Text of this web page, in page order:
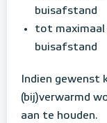
buisafstand
tot maximaal
buisafstand
Indien gewenst
(bij)verwarmd
aan te houden.